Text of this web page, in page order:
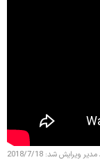
مدیر ویرایش شد: 2018/7/18